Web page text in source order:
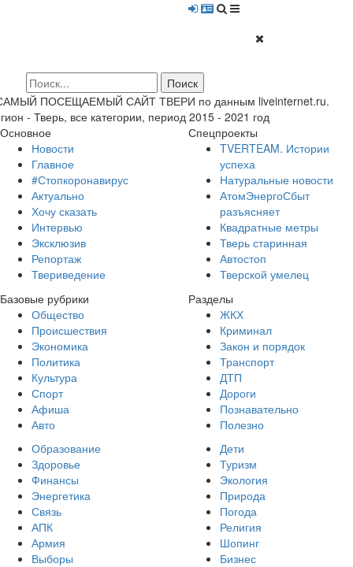
ПОСЕЩАЕМЫЙ САЙТ ТВЕРИ по данным liveinternet.ru.
- Тверь, все категории, период 2015 - 2021 год
Основное
Новости
Главное
#Стопкоронавирус
Актуально
Хочу сказать
Интервью
Эксклюзив
Репортаж
Твериведение
Спецпроекты
TVERTEAM. Истории
успеха
Натуральные новости
АтомЭнергоСбыт
разъясняет
Квадратные метры
Тверь старинная
Автостоп
Тверской умелец
Базовые рубрики
Общество
Происшествия
Экономика
Политика
Культура
Спорт
Афиша
Авто
Разделы
ЖКХ
Криминал
Закон и порядок
Транспорт
ДТП
Дороги
Познавательно
Полезно
Образование
Здоровье
Финансы
Энергетика
Связь
АПК
Армия
Выборы
Дети
Туризм
Экология
Природа
Погода
Религия
Шопинг
Бизнес